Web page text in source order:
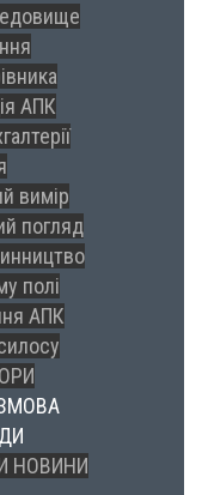
АПК
вимір
погляд
полі
АПК
НОВИНИ